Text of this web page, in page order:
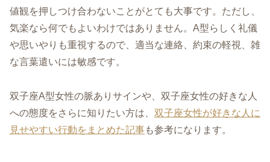
値観を押しつけ合わないことがとても大事です。ただし、
気楽なら何でもよいわけではありません。A型らしく礼儀
や思いやりも重視するので、適当な連絡、約束の軽視、雑
な言葉遣いには敏感です。
双子座A型女性の脈ありサインや、双子座女性の好きな人
への態度をさらに知りたい方は、 双子座女性が好きな人に
見せやすい行動をまとめた記事も参考になります。